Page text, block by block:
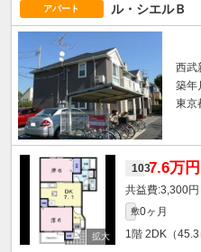
アパート ル・シエルＢ
西武
築年
東京
1037.6万円
3,300円
敷0ヶ月
1階 2DK（45.3